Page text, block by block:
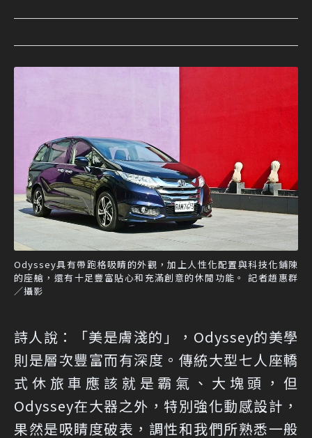
Odyssey具有帶跑格吸睛的外觀，加上人性化配置與科技化鋪陳
的座艙，還有十足豐富貼心和充滿創意的休閒功能。 記者趙惠群
／攝影
詩人說：「美是膚淺的」，Odyssey的美學
則是層次豐富而有深度。傳統大型七人座轎
式休旅車應該就是霸氣、大塊頭，但
Odyssey在大器之外，特別強化動感設計，
果然是吸睛度破表，調性和我們所熟悉一般